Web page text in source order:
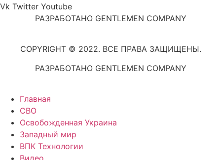
Vk Twitter Youtube
РАЗРАБОТАНО GENTLEMEN COMPANY
COPYRIGHT © 2022. ВСЕ ПРАВА ЗАЩИЩЕНЫ.
РАЗРАБОТАНО GENTLEMEN COMPANY
Главная
СВО
Освобожденная Украина
Западный мир
ВПК Технологии